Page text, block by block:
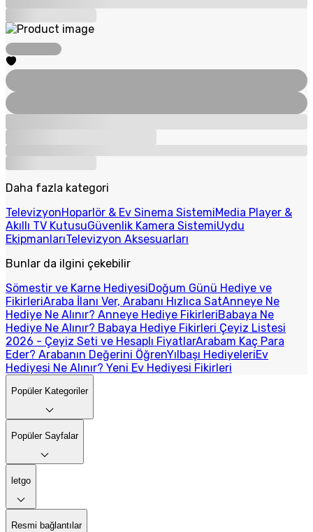
Daha fazla kategori
TelevizyonHoparlör & Ev Sinema SistemiMedia Player &
Akıllı TV KutusuGüvenlik Kamera SistemiUydu
EkipmanlarıTelevizyon Aksesuarları
Bunlar da ilgini çekebilir
Sömestir ve Karne HediyesiDoğum Günü Hediye ve
FikirleriAraba İlanı Ver, Arabanı Hızlıca SatAnneye Ne
Hediye Ne Alınır? Anneye Hediye FikirleriBabaya Ne
Hediye Ne Alınır? Babaya Hediye Fikirleri Çeyiz Listesi
2026 - Çeyiz Seti ve Hesaplı FiyatlarArabam Kaç Para
Eder? Arabanın Değerini ÖğrenYılbaşı HediyeleriEv
Hediyesi Ne Alınır? Yeni Ev Hediyesi Fikirleri
Popüler Kategoriler
Popüler Sayfalar
letgo
Resmi bağlantılar